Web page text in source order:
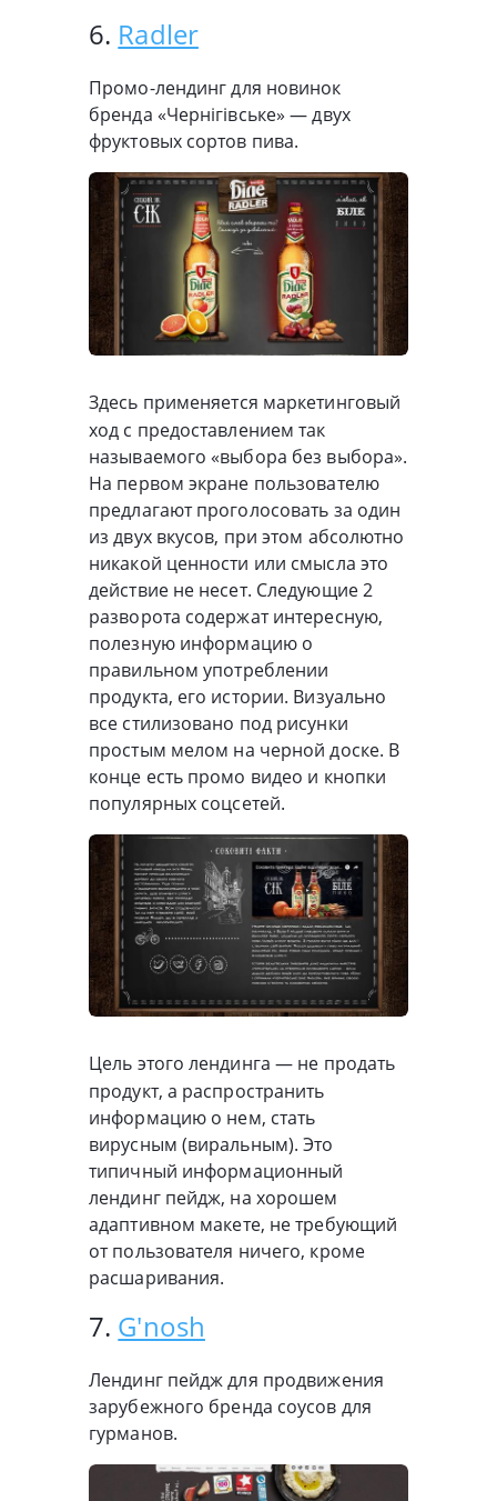
6. Radler
Промо-лендинг для новинок
бренда «Чернігівське» — двух
фруктовых сортов пива.
Здесь применяется маркетинговый
ход с предоставлением так
называемого «выбора без выбора».
На первом экране пользователю
предлагают проголосовать за один
из двух вкусов, при этом абсолютно
никакой ценности или смысла это
действие не несет. Следующие 2
разворота содержат интересную,
полезную информацию о
правильном употреблении
продукта, его истории. Визуально
все стилизовано под рисунки
простым мелом на черной доске. В
конце есть промо видео и кнопки
популярных соцсетей.
Цель этого лендинга — не продать
продукт, а распространить
информацию о нем, стать
вирусным (виральным). Это
типичный информационный
лендинг пейдж, на хорошем
адаптивном макете, не требующий
от пользователя ничего, кроме
расшаривания.
7. G'nosh
Лендинг пейдж для продвижения
зарубежного бренда соусов для
гурманов.